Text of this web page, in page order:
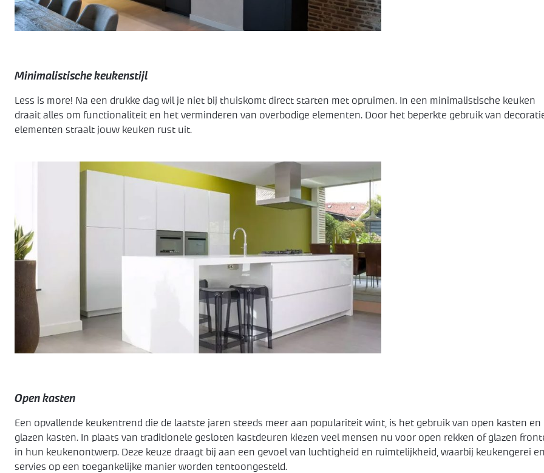
Minimalistische keukenstijl
Less is more! Na een drukke dag wil je niet bij thuiskomt direct starten met opruimen. In een minimalistische keuken
draait alles om functionaliteit en het verminderen van overbodige elementen. Door het beperkte gebruik van
elementen straalt jouw keuken rust uit.
Open kasten
Een opvallende keukentrend die de laatste jaren steeds meer aan populariteit wint, is het gebruik van open kasten en
glazen kasten. In plaats van traditionele gesloten kastdeuren kiezen veel mensen nu voor open rekken of glazen
in hun keukenontwerp. Deze keuze draagt bij aan een gevoel van luchtigheid en ruimtelijkheid, waarbij keukengerei
servies op een toegankelijke manier worden tentoongesteld.